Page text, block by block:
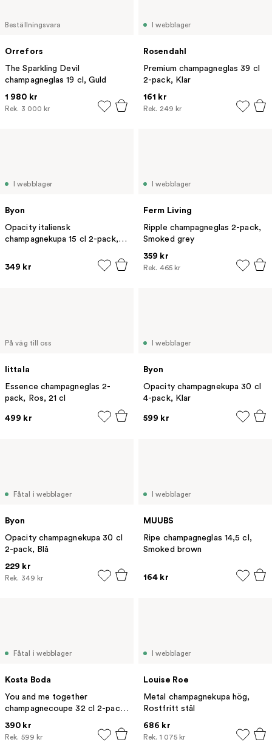
Beställningsvara
Orrefors
The Sparkling Devil
champagneglas 19 cl, Guld
1 980 kr
Rek. 3 000 kr
I webblager
Rosendahl
Premium champagneglas 39 cl
2-pack, Klar
161 kr
Rek. 249 kr
I webblager
Byon
Opacity italiensk
champagnekupa 15 cl 2-pack,
349 kr
I webblager
Ferm Living
Ripple champagneglas 2-pack,
Smoked grey
359 kr
Rek. 465 kr
På väg till oss
Iittala
Essence champagneglas 2-
pack, Ros, 21 cl
499 kr
I webblager
Byon
Opacity champagnekupa 30 cl
4-pack, Klar
599 kr
Fåtal i webblager
Byon
Opacity champagnekupa 30 cl
2-pack, Blå
229 kr
Rek. 349 kr
I webblager
MUUBS
Ripe champagneglas 14,5 cl,
Smoked brown
164 kr
Fåtal i webblager
Kosta Boda
You and me together
champagnecoupe 32 cl 2-pack,
390 kr
Rek. 599 kr
I webblager
Louise Roe
Metal champagnekupa hög,
Rostfritt stål
686 kr
Rek. 1 075 kr